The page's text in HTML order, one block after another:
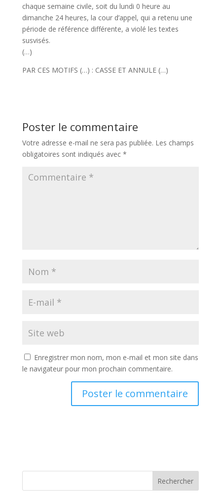
chaque semaine civile, soit du lundi 0 heure au
dimanche 24 heures, la cour d’appel, qui a retenu une
période de référence différente, a violé les textes
susvisés.
(…)
PAR CES MOTIFS (…) : CASSE ET ANNULE (…)
Poster le commentaire
Votre adresse e-mail ne sera pas publiée. Les champs
obligatoires sont indiqués avec *
Enregistrer mon nom, mon e-mail et mon site dans
le navigateur pour mon prochain commentaire.